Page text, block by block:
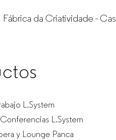
Fábrica da Criatividade -
L.System
L.System
y Lounge Panca